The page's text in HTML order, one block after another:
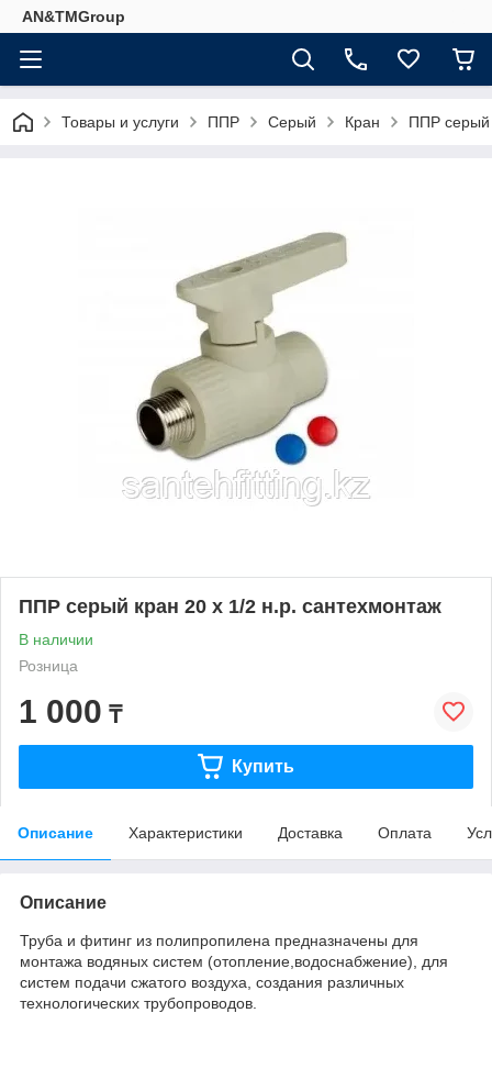
AN&TMGroup
Товары и услуги ППР Серый Кран ППР серый
ППР серый кран 20 х 1/2 н.р. сантехмонтаж
В наличии
Розница
1 000 ₸
Купить
Описание Характеристики Доставка Оплата
Описание
Труба и фитинг из полипропилена предназначены для
монтажа водяных систем (отопление,водоснабжение), для
систем подачи сжатого воздуха, создания различных
технологических трубопроводов.